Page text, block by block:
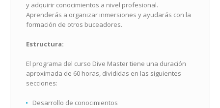
y adquirir conocimientos a nivel profesional.
Aprenderás a organizar inmersiones y ayudarás con la
formación de otros buceadores.
Estructura:
El programa del curso Dive Master tiene una duración
aproximada de 60 horas, divididas en las siguientes
secciones:
Desarrollo de conocimientos